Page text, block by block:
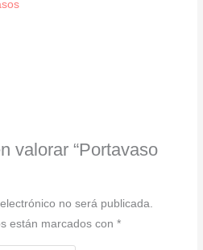
valorar “Portavaso
no será publicada.
están marcados con*